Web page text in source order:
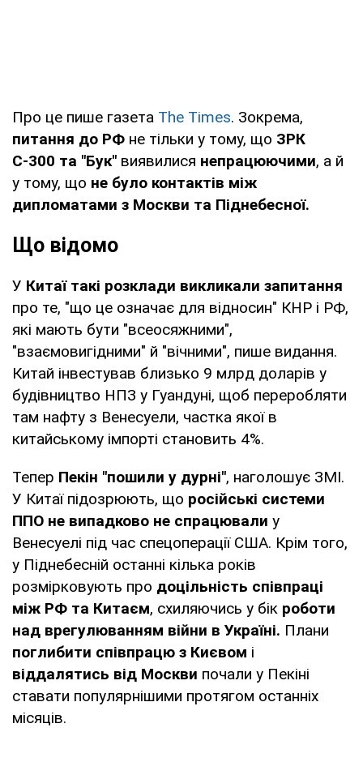
Про це пише газета The Times. Зокрема,
питання до РФ не тільки у тому, що ЗРК
С-300 та "Бук" виявилися непрацюючими, а й
у тому, що не було контактів між
дипломатами з Москви та Піднебесної.
Що відомо
У Китаї такі розклади викликали запитання
про те, "що це означає для відносин" КНР і РФ,
які мають бути "всеосяжними",
"взаємовигідними" й "вічними", пише видання.
Китай інвестував близько 9 млрд доларів у
будівництво НПЗ у Гуандуні, щоб переробляти
там нафту з Венесуели, частка якої в
китайському імпорті становить 4%.
Тепер Пекін "пошили у дурні", наголошує ЗМІ.
У Китаї підозрюють, що російські системи
ППО не випадково не спрацювали у
Венесуелі під час спецоперації США. Крім того,
у Піднебесній останні кілька років
розмірковують про доцільність співпраці
між РФ та Китаєм, схиляючись у бік роботи
над врегулюванням війни в Україні. Плани
поглибити співпрацю з Києвом і
віддалятись від Москви почали у Пекіні
ставати популярнішими протягом останніх
місяців.